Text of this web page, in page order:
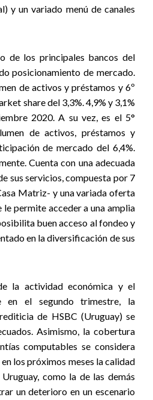
y un variado menú de canales
de los principales bancos del
posicionamiento de mercado.
de activos y préstamos y 6º
share del 3,3%. 4,9% y 3,1%
2020. A su vez, es el 5°
de activos, préstamos y
de mercado del 6,4%.
Cuenta con una adecuada
sus servicios, compuesta por 7
Matriz- y una variada oferta
le permite acceder a una amplia
buen acceso al fondeo y
en la diversificación de sus
la actividad económica y el
en el segundo trimestre, la
de HSBC (Uruguay) se
Asimismo, la cobertura
computables se considera
los próximos meses la calidad
como la de las demás
un deterioro en un escenario